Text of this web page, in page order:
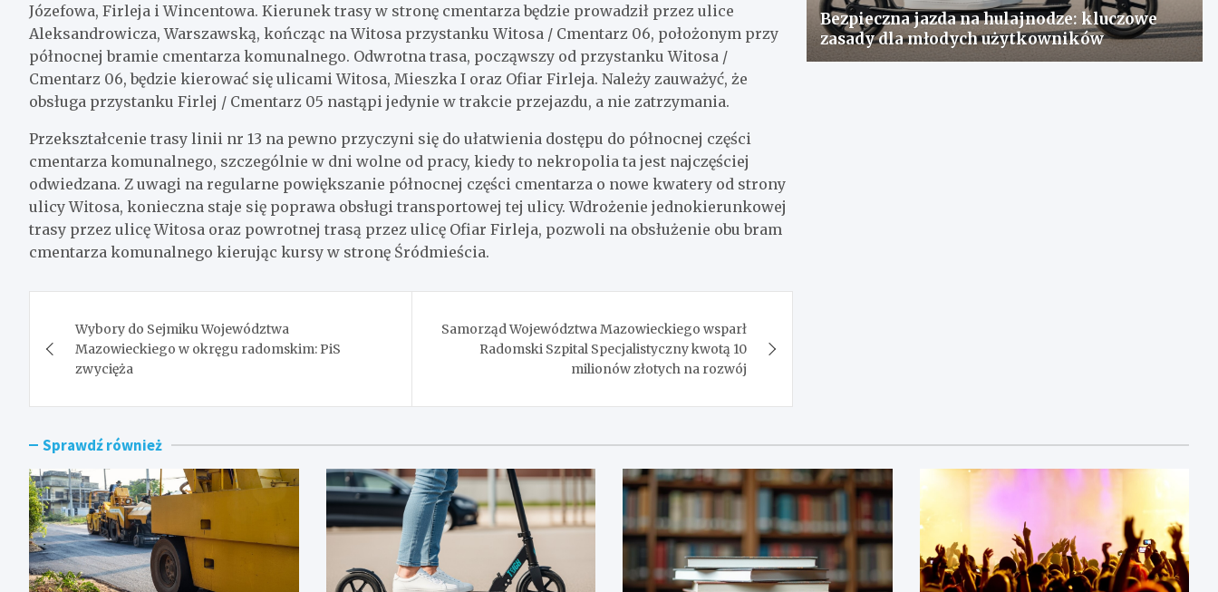
Józefowa, Firleja i Wincentowa. Kierunek trasy w stronę cmentarza będzie prowadził przez ulice
Aleksandrowicza, Warszawską, kończąc na Witosa przystanku Witosa / Cmentarz 06, położonym przy
północnej bramie cmentarza komunalnego. Odwrotna trasa, począwszy od przystanku Witosa /
Cmentarz 06, będzie kierować się ulicami Witosa, Mieszka I oraz Ofiar Firleja. Należy zauważyć, że
obsługa przystanku Firlej / Cmentarz 05 nastąpi jedynie w trakcie przejazdu, a nie zatrzymania.
Przekształcenie trasy linii nr 13 na pewno przyczyni się do ułatwienia dostępu do północnej części
cmentarza komunalnego, szczególnie w dni wolne od pracy, kiedy to nekropolia ta jest najczęściej
odwiedzana. Z uwagi na regularne powiększanie północnej części cmentarza o nowe kwatery od strony
ulicy Witosa, konieczna staje się poprawa obsługi transportowej tej ulicy. Wdrożenie jednokierunkowej
trasy przez ulicę Witosa oraz powrotnej trasą przez ulicę Ofiar Firleja, pozwoli na obsłużenie obu bram
cmentarza komunalnego kierując kursy w stronę Śródmieścia.
wpisu
Wybory do Sejmiku Województwa
Mazowieckiego w okręgu radomskim: PiS
zwycięża
Samorząd Województwa Mazowieckiego wsparł
Radomski Szpital Specjalistyczny kwotą 10
milionów złotych na rozwój
Bezpieczna jazda na hulajnodze: kluczowe
zasady dla młodych użytkowników
Sprawdź również